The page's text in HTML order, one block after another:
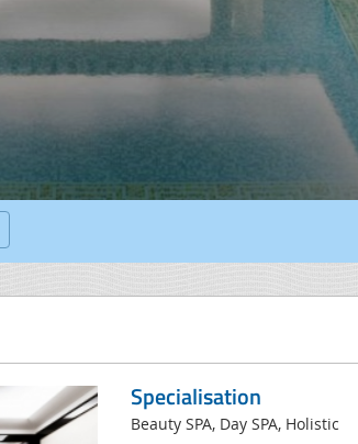
Specialisation
Beauty SPA, Day SPA, Holistic